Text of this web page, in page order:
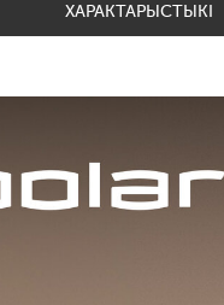
ХАРАКТАРЫСТЫКІ